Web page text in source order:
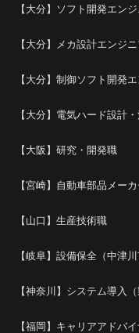
【大分】ソフト開発エン
【大分】メカ設計エンジ
【大分】制御ソフト開発
【大分】電気ハード設計
【大阪】研究・開発職
【宮崎】自動車部品メー
【山口】生産技術職
【岐阜】設備保全（中津川
【神奈川】システム導入
【福岡】キャリアアドバ